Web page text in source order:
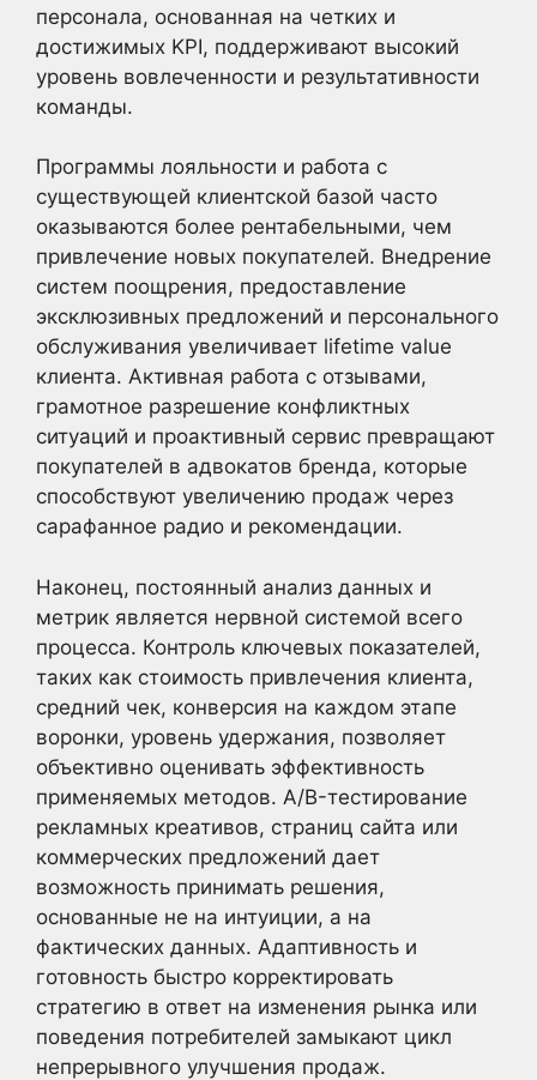
персонала, основанная на четких и
достижимых KPI, поддерживают высокий
уровень вовлеченности и результативности
команды.
Программы лояльности и работа с
существующей клиентской базой часто
оказываются более рентабельными, чем
привлечение новых покупателей. Внедрение
систем поощрения, предоставление
эксклюзивных предложений и персонального
обслуживания увеличивает lifetime value
клиента. Активная работа с отзывами,
грамотное разрешение конфликтных
ситуаций и проактивный сервис превращают
покупателей в адвокатов бренда, которые
способствуют увеличению продаж через
сарафанное радио и рекомендации.
Наконец, постоянный анализ данных и
метрик является нервной системой всего
процесса. Контроль ключевых показателей,
таких как стоимость привлечения клиента,
средний чек, конверсия на каждом этапе
воронки, уровень удержания, позволяет
объективно оценивать эффективность
применяемых методов. A/B-тестирование
рекламных креативов, страниц сайта или
коммерческих предложений дает
возможность принимать решения,
основанные не на интуиции, а на
фактических данных. Адаптивность и
готовность быстро корректировать
стратегию в ответ на изменения рынка или
поведения потребителей замыкают цикл
непрерывного улучшения продаж.